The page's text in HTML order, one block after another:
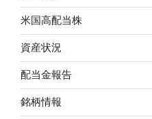
米国高配当株
資産状況
配当金報告
銘柄情報